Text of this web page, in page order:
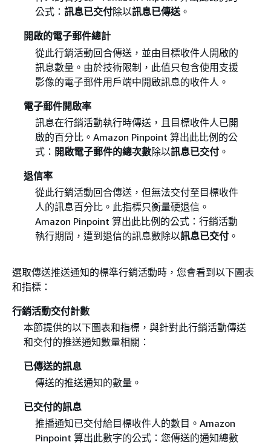
公式： 訊息已交付除以訊息已傳送。
開啟的電子郵件總計
從此行銷活動回合傳送，並由目標收件人開啟的
訊息數量。由於技術限制，此值只包含使用支援
影像的電子郵件用戶端中開啟訊息的收件人。
電子郵件開啟率
訊息在行銷活動執行時傳送，且目標收件人已開
啟的百分比。Amazon Pinpoint 算出此比例的公
式： 開啟電子郵件的總次數除以訊息已交付。
退信率
從此行銷活動回合傳送，但無法交付至目標收件
人的訊息百分比。此指標只衡量硬退信。
Amazon Pinpoint 算出此比例的公式：行銷活動
執行期間，遭到退信的訊息數除以訊息已交付。
選取傳送推送通知的標準行銷活動時，您會看到以下圖表
和指標：
行銷活動交付計數
本節提供的以下圖表和指標，與針對此行銷活動傳送
和交付的推送通知數量相關：
已傳送的訊息
傳送的推送通知的數量。
已交付的訊息
推播通知已交付給目標收件人的數目。Amazon
Pinpoint 算出此數字的公式：您傳送的通知總數